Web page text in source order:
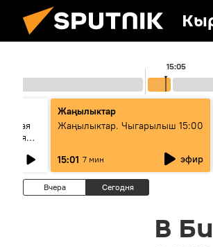
15:05
Жаңылыктар
Жаңылыктар. Чыгарылыш 15:00
15:01 7 мин эфир
Вчера Сегодня
В